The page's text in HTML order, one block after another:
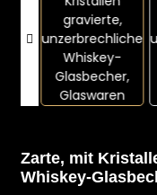
Zarte, mit
Whiskey-